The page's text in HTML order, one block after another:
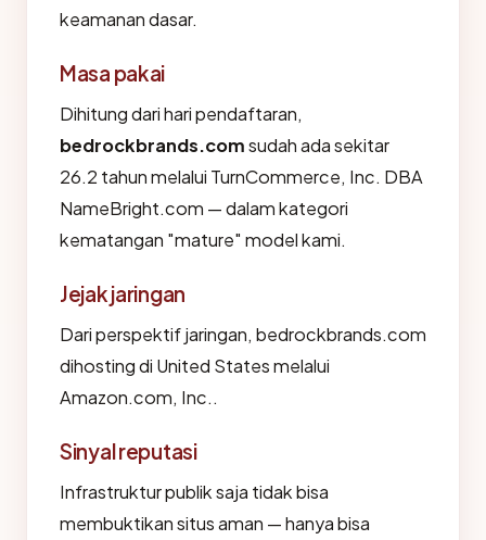
keamanan dasar.
Masa pakai
Dihitung dari hari pendaftaran,
bedrockbrands.comsudah ada sekitar
26.2 tahun melalui TurnCommerce, Inc. DBA
NameBright.com — dalam kategori
kematangan "mature" model kami.
Jejak jaringan
Dari perspektif jaringan, bedrockbrands.com
dihosting di United States melalui
Amazon.com, Inc..
Sinyal reputasi
Infrastruktur publik saja tidak bisa
membuktikan situs aman — hanya bisa